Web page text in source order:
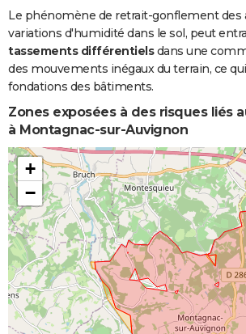
Le phénomène de retrait-gonflement des
variations d'humidité dans le sol, peut
tassements différentielsdans une
des mouvements inégaux du terrain, ce
fondations des bâtiments.
Zones exposées à des risques liés
à Montagnac-sur-Auvignon
+
−